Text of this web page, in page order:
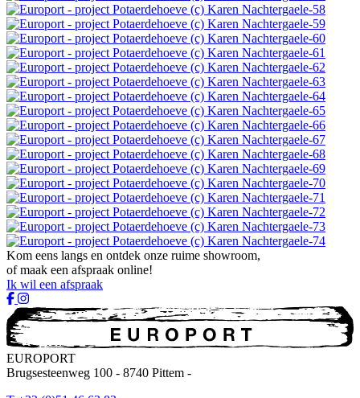
Kom eens langs en ontdek onze ruime showroom,
of maak een afspraak online!
Ik wil een afspraak
EUROPORT
Brugsesteenweg 100 - 8740 Pittem -